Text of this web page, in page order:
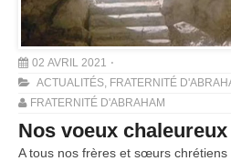
02 AVRIL 2021
ACTUALITÉS, FRATERNITÉ
FRATERNITÉ D'ABRAHAM
Nos voeux
A tous nos frères et sœurs